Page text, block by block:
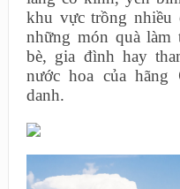
khu vực trồng nhiều
những món quà làm
bè, gia đình hay
nước hoa của hãng
danh.